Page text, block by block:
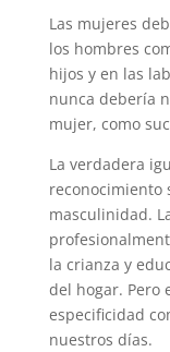
Las mujeres
los hombres
hijos y en las
nunca debería
mujer, como
La verdadera
reconocimiento
masculinidad.
la crianza y
del hogar. Pero
especificidad
nuestros días.